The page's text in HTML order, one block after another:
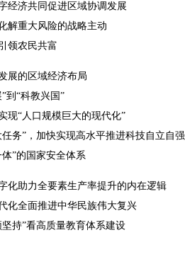
经济共同促进区域协调发展
解重大风险的战略主动
领农民共富
展的区域经济布局
到“科教兴国”
现“人口规模巨大的现代化”
务”，加快实现高水平推进科技自立自强
”的国家安全体系
化助力全要素生产率提升的内在逻辑
化全面推进中华民族伟大复兴
持”看高质量教育体系建设